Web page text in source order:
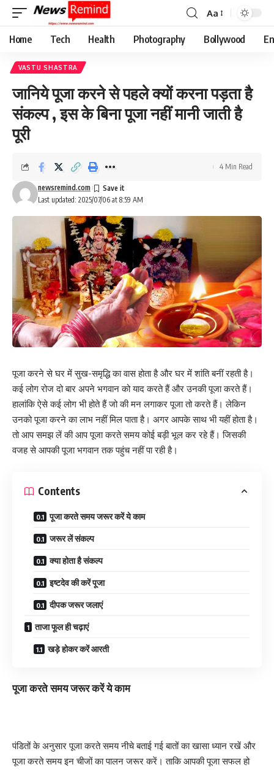
Font
Resizer
Aa
Home Tech Health Photography Bollywood
VASTU SHASTRA
जानिये पूजा करने से पहले क्यों करना पड़ता है
संकल्प , इस के बिना पूजा नहीं मानी जाती है
पूरी
Last updated: 2025/07/06 at 8:59 AM
newsremind.com
4 Min Read
पूजा करने से घर में सुख-समृद्धि का वास होता है और घर में शांति बनीं रहती है।
कई लोग रोज दो बार अपने भगवान को याद करते हैं और उनकी पूजा करते हैं।
हालांकि ऐसे कई लोग भी होते हैं जो की मन लगाकर पूजा तो करते हैं। लेकिन
उनको पूजा करने का लाभ नहीं मिल पाता है। अगर आपके साथ भी यहीं होता है।
तो आप समझ लें की आप पूजा करते समय कोई बड़ी भूल कर रहे हैं। जिसकी
वजह से आपकी पूजा भगवान तक पहुंच नहीं पा रही है।
Contents
पूजा करते समय जरूर करें ये काम
जरूर लें संकल्प
क्या होता है संकल्प
इष्टदेव की करें पूजा
दीपक जरूर जलाएं
ताजा फूल ही चढ़ाएं
खड़े होकर करें आरती
पूजा करते समय जरूर करें ये काम
पंडितों के अनुसार पूजा करते समय नीचे बताई गई बातों का खासा ध्यान रखें और
पूजा करते समय इन चीजों का पालन जरूर करें। ताकि आपकी पूजा सफल हो